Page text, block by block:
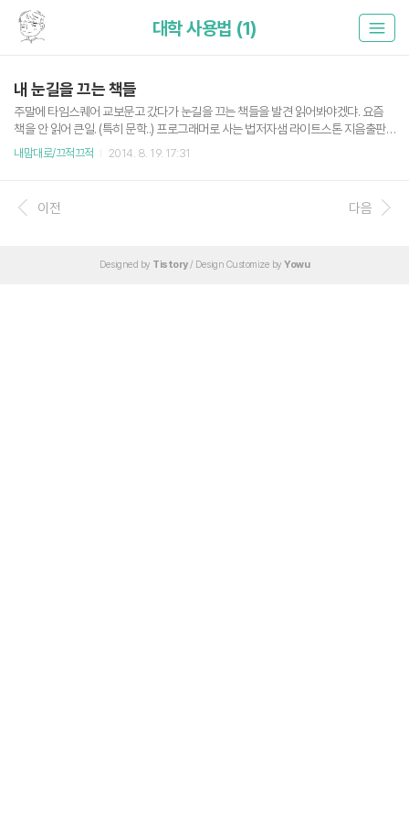
대학 사용법 (1)
내 눈길을 끄는 책들
주말에 타임스퀘어 교보문고 갔다가 눈길을 끄는 책들을 발견 읽어봐야겠댜. 요즘
책을 안 읽어 큰일. (특히 문학..) 프로그래머로 사는 법저자샘 라이트스톤 지음출판
사한빛미디어 | 2012-10-04 출간카테고리컴퓨터/IT책소개이 책이 제시하는 핵심
고 있니?" 같은 등록금을 내고 누... 사물인터넷저자커넥팅랩 지음출판사미래의창 |
2014-06-25 출간카테고리경제/경영책소개10년 안에 SF를 현실로 만드는 사물
내맘대로/끄적끄적 2014. 8. 19. 17:31
이전 다음
Designed by Tistory/ Design Customize by Yowu